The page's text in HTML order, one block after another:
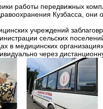
работы передвижных
Кузбасса, они
учреждений
сельских
в медицинских
через